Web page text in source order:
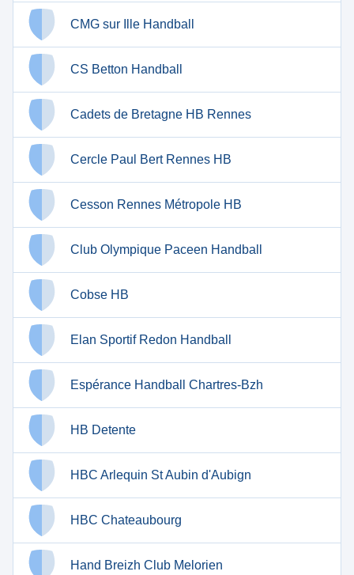
CMG sur Ille Handball
CS Betton Handball
Cadets de Bretagne HB Rennes
Cercle Paul Bert Rennes HB
Cesson Rennes Métropole HB
Club Olympique Paceen Handball
Cobse HB
Elan Sportif Redon Handball
Espérance Handball Chartres-Bzh
HB Detente
HBC Arlequin St Aubin d'Aubign
HBC Chateaubourg
Hand Breizh Club Melorien